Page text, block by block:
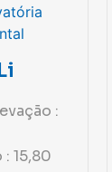
:
15,80